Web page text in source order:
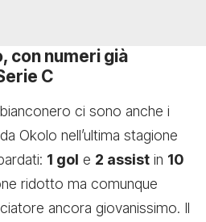
con numeri già
C
ci sono anche i
Okolo nell’ultima stagione
1 gol e 2 assist in 10
ridotto ma comunque
ancora giovanissimo. Il